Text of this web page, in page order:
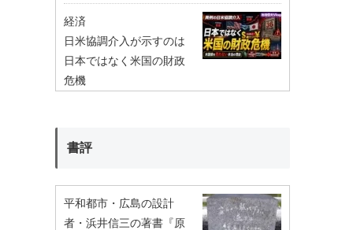
経済
日米協調介入が示すのは
日本ではなく米国の財政
危機
書評
平和都市・広島の設計
者・浜井信三の著書『原